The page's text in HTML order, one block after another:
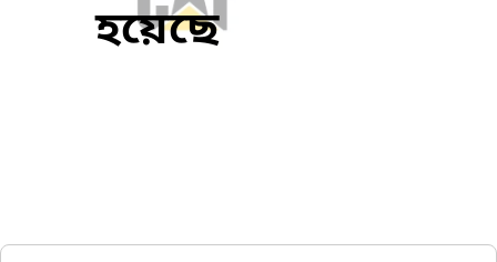
হয়েছে